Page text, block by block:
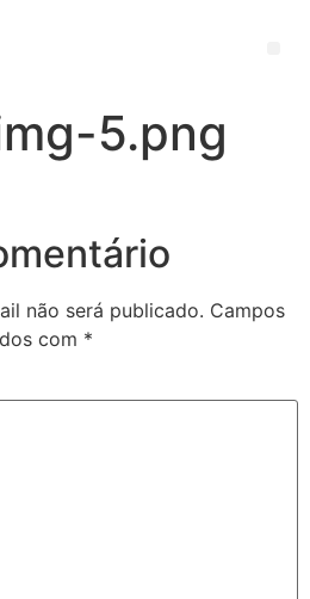
5.png
não será publicado. Campos
com *